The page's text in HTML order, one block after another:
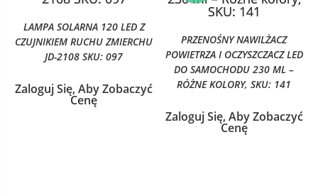
LAMPA SOLARNA 120 LED Z
CZUJNIKIEM RUCHU ZMIERCHU
JD-2108 SKU: 097
Zaloguj Się, Aby Zobaczyć
Cenę
PRZENOŚNY NAWILŻACZ
POWIETRZA I OCZYSZCZACZ LED
DO SAMOCHODU 230 ML –
RÓŻNE KOLORY, SKU: 141
Zaloguj Się, Aby Zobaczyć
Cenę